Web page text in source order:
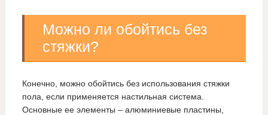
Можно ли обойтись без
стяжки?
Конечно, можно обойтись без использования стяжки
пола, если применяется настильная система.
Основные ее элементы – алюминиевые пластины,